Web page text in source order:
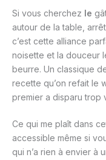
Si vous cherchez le
autour de la table,
c’est cette alliance
noisette et la douceur
beurre. Un classique
recette qu’on refait le
premier a disparu trop
Ce qui me plaît dans
accessible même si
qui n’a rien à envier à